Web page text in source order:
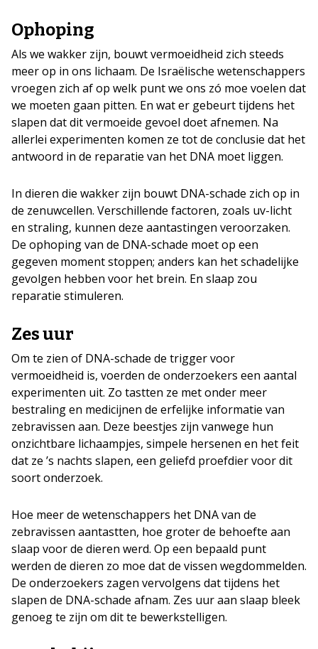
Ophoping
Als we wakker zijn, bouwt vermoeidheid zich steeds
meer op in ons lichaam. De Israëlische wetenschappers
vroegen zich af op welk punt we ons zó moe voelen dat
we moeten gaan pitten. En wat er gebeurt tijdens het
slapen dat dit vermoeide gevoel doet afnemen. Na
allerlei experimenten komen ze tot de conclusie dat het
antwoord in de reparatie van het DNA moet liggen.
In dieren die wakker zijn bouwt DNA-schade zich op in
de zenuwcellen. Verschillende factoren, zoals uv-licht
en straling, kunnen deze aantastingen veroorzaken.
De ophoping van de DNA-schade moet op een
gegeven moment stoppen; anders kan het schadelijke
gevolgen hebben voor het brein. En slaap zou
reparatie stimuleren.
Zes uur
Om te zien of DNA-schade de trigger voor
vermoeidheid is, voerden de onderzoekers een aantal
experimenten uit. Zo tastten ze met onder meer
bestraling en medicijnen de erfelijke informatie van
zebravissen aan. Deze beestjes zijn vanwege hun
onzichtbare lichaampjes, simpele hersenen en het feit
dat ze ’s nachts slapen, een geliefd proefdier voor dit
soort onderzoek.
Hoe meer de wetenschappers het DNA van de
zebravissen aantastten, hoe groter de behoefte aan
slaap voor de dieren werd. Op een bepaald punt
werden de dieren zo moe dat de vissen wegdommelden.
De onderzoekers zagen vervolgens dat tijdens het
slapen de DNA-schade afnam. Zes uur aan slaap bleek
genoeg te zijn om dit te bewerkstelligen.